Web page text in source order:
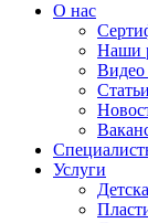
О нас
Наши
Видео
Статьи
Услуги